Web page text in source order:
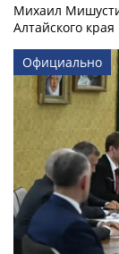
Михаил
Алтайского края
Официально